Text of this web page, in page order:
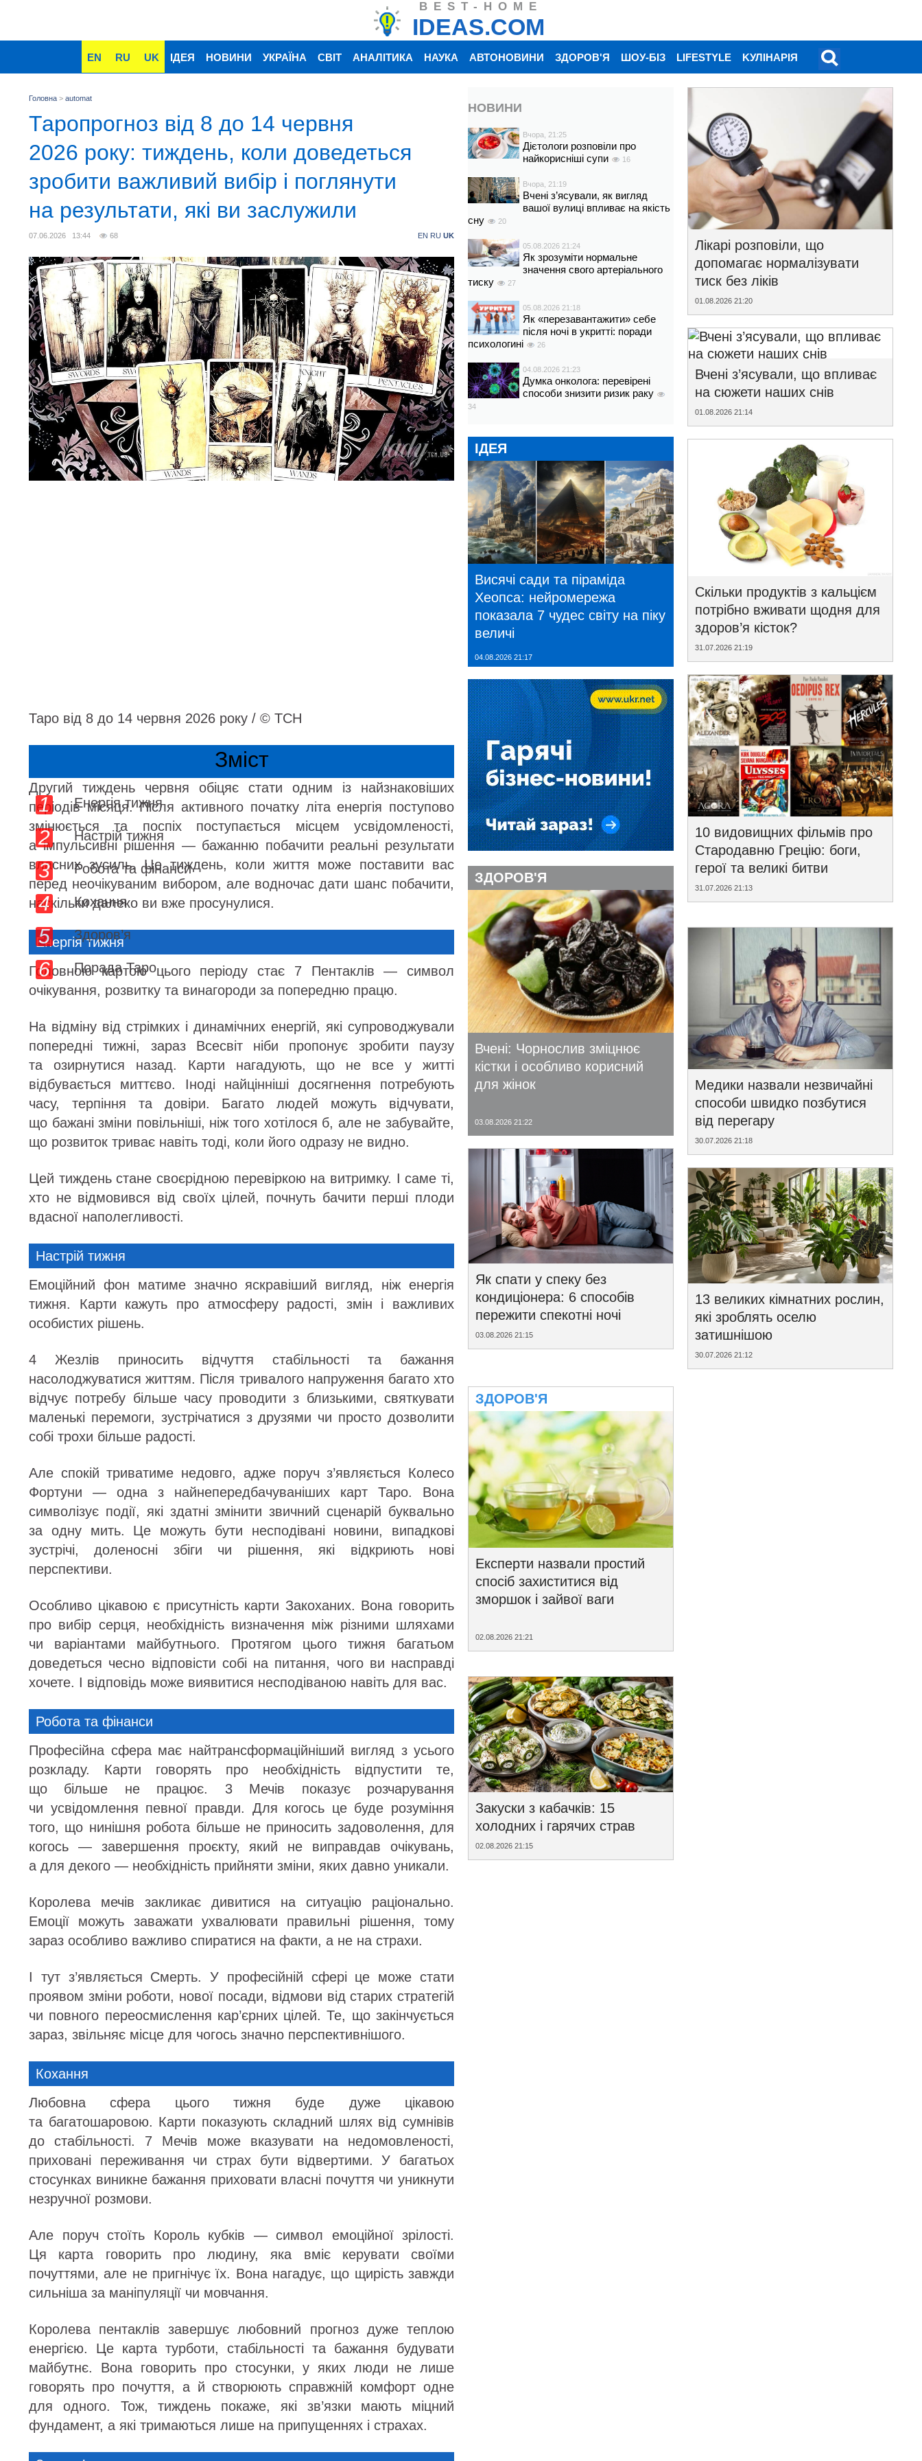
BEST-HOME
IDEAS.COM
EN RU UK ІДЕЯ НОВИНИ УКРАЇНА СВІТ АНАЛІТИКА НАУКА АВТОНОВИНИ ЗДОРОВ'Я ШОУ-БІЗ LIFESTYLE KУЛІНАРІЯ
Головна > automat
Таропрогноз від 8 до 14 червня
2026 року: тиждень, коли доведеться
зробити важливий вибір і поглянути
на результати, які ви заслужили
07.06.2026 13:44 68 EN RU UK
Таро від 8 до 14 червня 2026 року / © ТСН
Зміст
Енергія тижня
Настрій тижня
Робота та фінанси
Кохання
Здоров’я
Порада Таро
Другий тиждень червня обіцяє стати одним із найзнаковіших
періодів місяця. Після активного початку літа енергія поступово
змінюється та поспіх поступається місцем усвідомленості,
а імпульсивні рішення — бажанню побачити реальні результати
власних зусиль. Це тиждень, коли життя може поставити вас
перед неочікуваним вибором, але водночас дати шанс побачити,
наскільки далеко ви вже просунулися.
Енергія тижня
Головною картою цього періоду стає 7 Пентаклів — символ
очікування, розвитку та винагороди за попередню працю.
На відміну від стрімких і динамічних енергій, які супроводжували
попередні тижні, зараз Всесвіт ніби пропонує зробити паузу
та озирнутися назад. Карти нагадують, що не все у житті
відбувається миттєво. Іноді найцінніші досягнення потребують
часу, терпіння та довіри. Багато людей можуть відчувати,
що бажані зміни повільніші, ніж того хотілося б, але не забувайте,
що розвиток триває навіть тоді, коли його одразу не видно.
Цей тиждень стане своєрідною перевіркою на витримку. І саме ті,
хто не відмовився від своїх цілей, почнуть бачити перші плоди
вдасної наполегливості.
Настрій тижня
Емоційний фон матиме значно яскравіший вигляд, ніж енергія
тижня. Карти кажуть про атмосферу радості, змін і важливих
особистих рішень.
4 Жезлів приносить відчуття стабільності та бажання
насолоджуватися життям. Після тривалого напруження багато хто
відчує потребу більше часу проводити з близькими, святкувати
маленькі перемоги, зустрічатися з друзями чи просто дозволити
собі трохи більше радості.
Але спокій триватиме недовго, адже поруч з’являється Колесо
Фортуни — одна з найнепередбачуваніших карт Таро. Вона
символізує події, які здатні змінити звичний сценарій буквально
за одну мить. Це можуть бути несподівані новини, випадкові
зустрічі, доленосні збіги чи рішення, які відкриють нові
перспективи.
Особливо цікавою є присутність карти Закоханих. Вона говорить
про вибір серця, необхідність визначення між різними шляхами
чи варіантами майбутнього. Протягом цього тижня багатьом
доведеться чесно відповісти собі на питання, чого ви насправді
хочете. І відповідь може виявитися несподіваною навіть для вас.
Робота та фінанси
Професійна сфера має найтрансформаційніший вигляд з усього
розкладу. Карти говорять про необхідність відпустити те,
що більше не працює. 3 Мечів показує розчарування
чи усвідомлення певної правди. Для когось це буде розуміння
того, що нинішня робота більше не приносить задоволення, для
когось — завершення проєкту, який не виправдав очікувань,
а для декого — необхідність прийняти зміни, яких давно уникали.
Королева мечів закликає дивитися на ситуацію раціонально.
Емоції можуть заважати ухвалювати правильні рішення, тому
зараз особливо важливо спиратися на факти, а не на страхи.
І тут з’являється Смерть. У професійній сфері це може стати
проявом зміни роботи, нової посади, відмови від старих стратегій
чи повного переосмислення кар’єрних цілей. Те, що закінчується
зараз, звільняє місце для чогось значно перспективнішого.
Кохання
Любовна сфера цього тижня буде дуже цікавою
та багатошаровою. Карти показують складний шлях від сумнівів
до стабільності. 7 Мечів може вказувати на недомовленості,
приховані переживання чи страх бути відвертими. У багатьох
стосунках виникне бажання приховати власні почуття чи уникнути
незручної розмови.
Але поруч стоїть Король кубків — символ емоційної зрілості.
Ця карта говорить про людину, яка вміє керувати своїми
почуттями, але не пригнічує їх. Вона нагадує, що щирість завжди
сильніша за маніпуляції чи мовчання.
Королева пентаклів завершує любовний прогноз дуже теплою
енергією. Це карта турботи, стабільності та бажання будувати
майбутнє. Вона говорить про стосунки, у яких люди не лише
говорять про почуття, а й створюють справжній комфорт одне
для одного. Тож, тиждень покаже, які зв’язки мають міцний
фундамент, а які тримаються лише на припущеннях і страхах.
НОВИНИ
Вчора, 21:25
Дієтологи розповіли про
найкорисніші супи
16
Вчора, 21:19
Вчені з’ясували, як вигляд
вашої вулиці впливає на якість
сну
20
05.08.2026 21:24
Як зрозуміти нормальне
значення свого артеріального
тиску
27
05.08.2026 21:18
Як «перезавантажити» себе
після ночі в укритті: поради
психологині
26
04.08.2026 21:23
Думка онколога: перевірені
способи знизити ризик раку
34
ІДЕЯ
Висячі сади та піраміда
Хеопса: нейромережа
показала 7 чудес світу на піку
величі
04.08.2026 21:17
ЗДОРОВ'Я
Вчені: Чорнослив зміцнює
кістки і особливо корисний
для жінок
03.08.2026 21:22
Як спати у спеку без
кондиціонера: 6 способів
пережити спекотні ночі
03.08.2026 21:15
ЗДОРОВ'Я
Експерти назвали простий
спосіб захиститися від
зморшок і зайвої ваги
02.08.2026 21:21
Закуски з кабачків: 15
холодних і гарячих страв
02.08.2026 21:15
Лікарі розповіли, що
допомагає нормалізувати
тиск без ліків
01.08.2026 21:20
Вчені з’ясували, що впливає
на сюжети наших снів
01.08.2026 21:14
Скільки продуктів з кальцієм
потрібно вживати щодня для
здоров’я кісток?
31.07.2026 21:19
10 видовищних фільмів про
Стародавню Грецію: боги,
герої та великі битви
31.07.2026 21:13
Медики назвали незвичайні
способи швидко позбутися
від перегару
30.07.2026 21:18
13 великих кімнатних рослин,
які зроблять оселю
затишнішою
30.07.2026 21:12